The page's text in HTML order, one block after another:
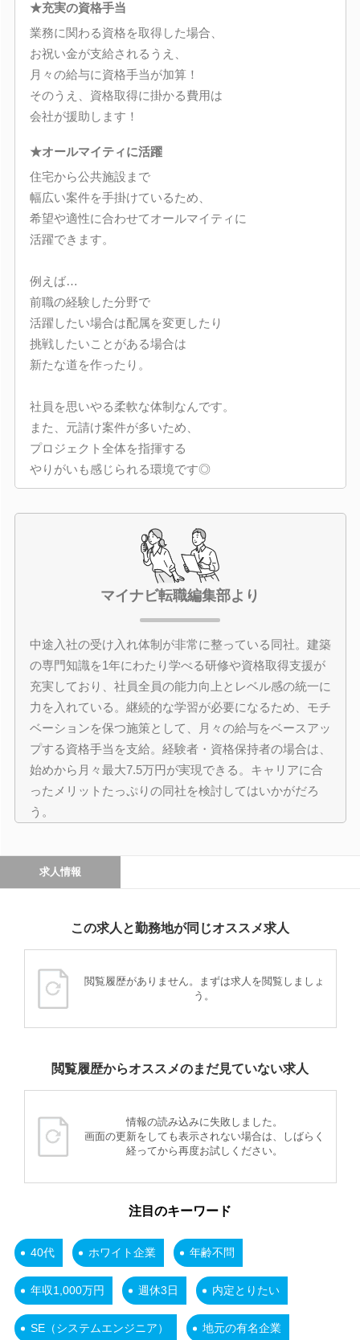
★充実の資格手当
業務に関わる資格を取得した場合、
お祝い金が支給されるうえ、
月々の給与に資格手当が加算！
そのうえ、資格取得に掛かる費用は
会社が援助します！
★オールマイティに活躍
住宅から公共施設まで
幅広い案件を手掛けているため、
希望や適性に合わせてオールマイティに
活躍できます。
例えば…
前職の経験した分野で
活躍したい場合は配属を変更したり
挑戦したいことがある場合は
新たな道を作ったり。
社員を思いやる柔軟な体制なんです。
また、元請け案件が多いため、
プロジェクト全体を指揮する
やりがいも感じられる環境です◎
マイナビ転職編集部より
中途入社の受け入れ体制が非常に整っている同社。建築
の専門知識を1年にわたり学べる研修や資格取得支援が
充実しており、社員全員の能力向上とレベル感の統一に
力を入れている。継続的な学習が必要になるため、モチ
ベーションを保つ施策として、月々の給与をベースアッ
プする資格手当を支給。経験者・資格保持者の場合は、
始めから月々最大7.5万円が実現できる。キャリアに合
ったメリットたっぷりの同社を検討してはいかがだろ
う。
求人情報
この求人と勤務地が同じオススメ求人
閲覧履歴がありません。まずは求人を閲覧しましょ
う。
閲覧履歴からオススメのまだ見ていない求人
情報の読み込みに失敗しました。
画面の更新をしても表示されない場合は、しばらく
経ってから再度お試しください。
注目のキーワード
40代 ホワイト企業 年齢不問
年収1,000万円 週休3日 内定とりたい
SE（システムエンジニア） 地元の有名企業